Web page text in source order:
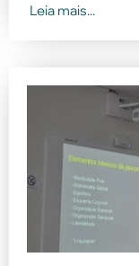
Leia mais...